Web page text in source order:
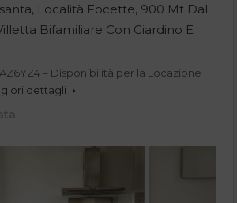
Località Focette, 900 Mt Dal
Bifamiliare Con Giardino E
– Disponibilità per la Locazione
dettagli